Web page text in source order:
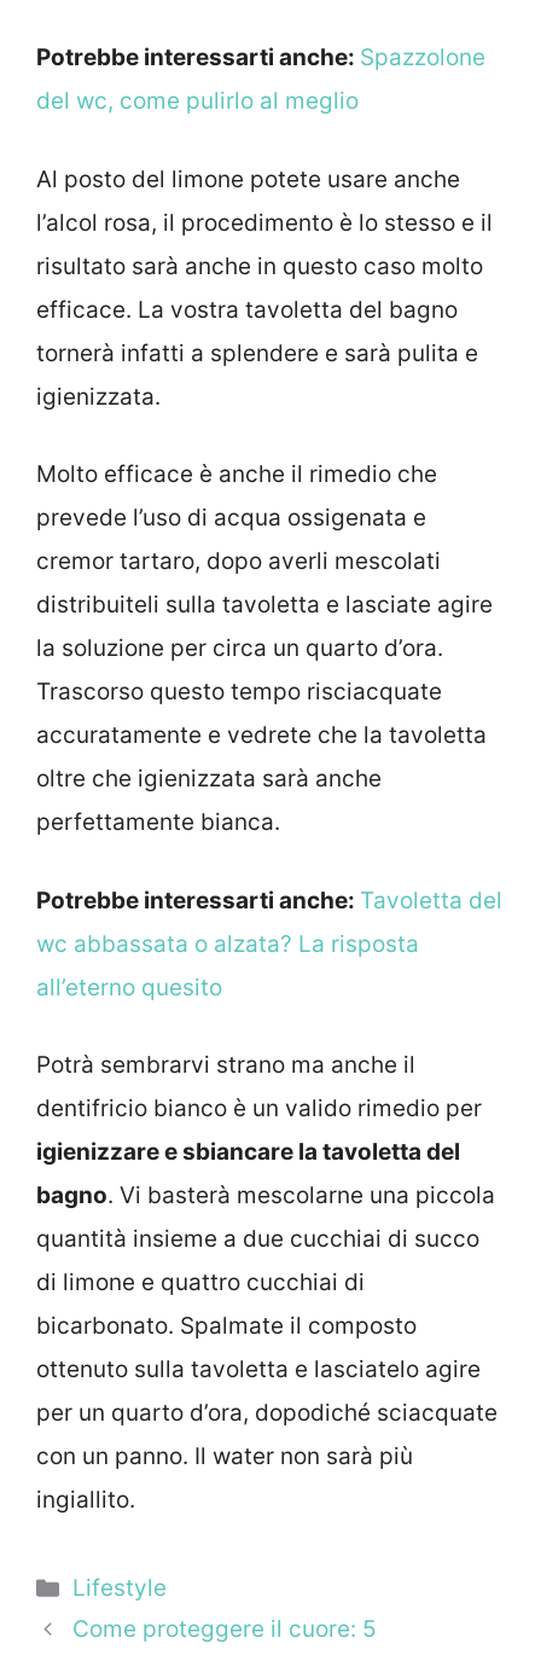
Potrebbe interessarti anche: Spazzolone
del wc, come pulirlo al meglio
Al posto del limone potete usare anche
l’alcol rosa, il procedimento è lo stesso e il
risultato sarà anche in questo caso molto
efficace. La vostra tavoletta del bagno
tornerà infatti a splendere e sarà pulita e
igienizzata.
Molto efficace è anche il rimedio che
prevede l’uso di acqua ossigenata e
cremor tartaro, dopo averli mescolati
distribuiteli sulla tavoletta e lasciate agire
la soluzione per circa un quarto d’ora.
Trascorso questo tempo risciacquate
accuratamente e vedrete che la tavoletta
oltre che igienizzata sarà anche
perfettamente bianca.
Potrebbe interessarti anche: Tavoletta del
wc abbassata o alzata? La risposta
all’eterno quesito
Potrà sembrarvi strano ma anche il
dentifricio bianco è un valido rimedio per
igienizzare e sbiancare la tavoletta del
bagno. Vi basterà mescolarne una piccola
quantità insieme a due cucchiai di succo
di limone e quattro cucchiai di
bicarbonato. Spalmate il composto
ottenuto sulla tavoletta e lasciatelo agire
per un quarto d’ora, dopodiché sciacquate
con un panno. Il water non sarà più
ingiallito.
Categorie
Lifestyle
Come proteggere il cuore: 5